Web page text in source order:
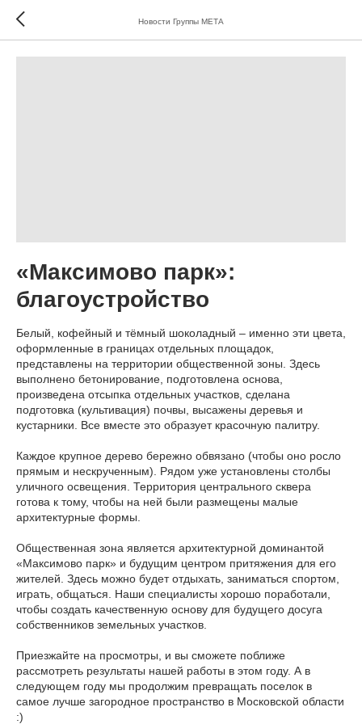
Новости Группы МЕТА
«Максимово парк»:
благоустройство
Белый, кофейный и тёмный шоколадный – именно эти цвета,
оформленные в границах отдельных площадок,
представлены на территории общественной зоны. Здесь
выполнено бетонирование, подготовлена основа,
произведена отсыпка отдельных участков, сделана
подготовка (культивация) почвы, высажены деревья и
кустарники. Все вместе это образует красочную палитру.
Каждое крупное дерево бережно обвязано (чтобы оно росло
прямым и нескрученным). Рядом уже установлены столбы
уличного освещения. Территория центрального сквера
готова к тому, чтобы на ней были размещены малые
архитектурные формы.
Общественная зона является архитектурной доминантой
«Максимово парк» и будущим центром притяжения для его
жителей. Здесь можно будет отдыхать, заниматься спортом,
играть, общаться. Наши специалисты хорошо поработали,
чтобы создать качественную основу для будущего досуга
собственников земельных участков.
Приезжайте на просмотры, и вы сможете поближе
рассмотреть результаты нашей работы в этом году. А в
следующем году мы продолжим превращать поселок в
самое лучше загородное пространство в Московской области
:)